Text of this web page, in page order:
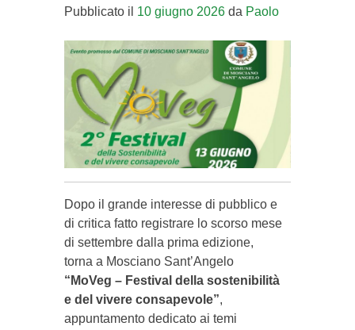
Pubblicato il 10 giugno 2026da Paolo
Dopo il grande interesse di pubblico e
di critica fatto registrare lo scorso mese
di settembre dalla prima edizione,
torna a Mosciano Sant’Angelo
“MoVeg – Festival della sostenibilità
e del vivere consapevole”,
appuntamento dedicato ai temi